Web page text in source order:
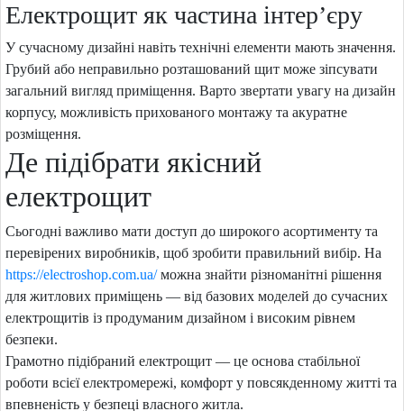
Електрощит як частина інтер’єру
У сучасному дизайні навіть технічні елементи мають значення.
Грубий або неправильно розташований щит може зіпсувати
загальний вигляд приміщення. Варто звертати увагу на дизайн
корпусу, можливість прихованого монтажу та акуратне
розміщення.
Де підібрати якісний
електрощит
Сьогодні важливо мати доступ до широкого асортименту та
перевірених виробників, щоб зробити правильний вибір. На
https://electroshop.com.ua/можна знайти різноманітні рішення
для житлових приміщень — від базових моделей до сучасних
електрощитів із продуманим дизайном і високим рівнем
безпеки.
Грамотно підібраний електрощит — це основа стабільної
роботи всієї електромережі, комфорт у повсякденному житті та
впевненість у безпеці власного житла.